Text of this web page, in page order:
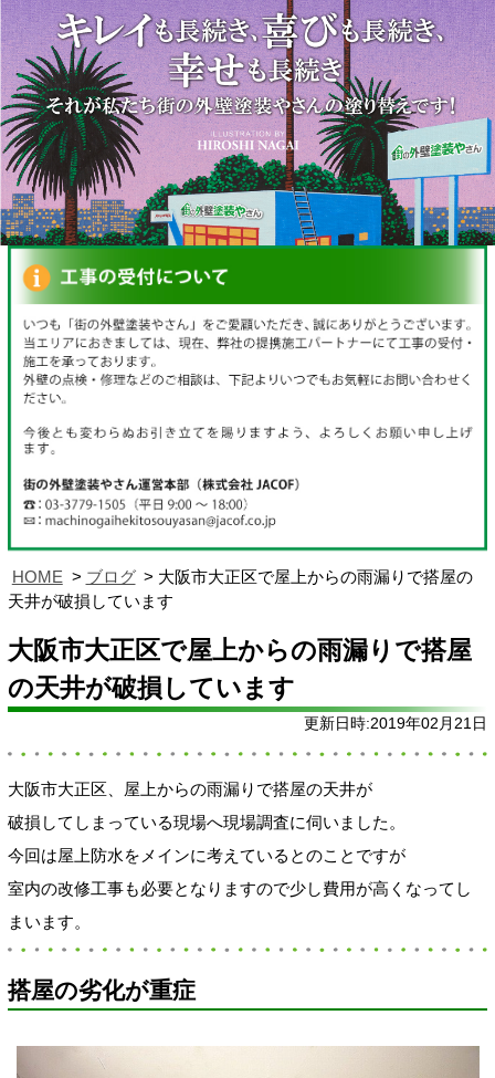
HOME ブログ
大阪市大正区で屋上からの雨漏りで搭屋の
天井が破損しています
大阪市大正区で屋上からの雨漏りで搭屋
の天井が破損しています
更新日時:2019年02月21日
大阪市大正区、屋上からの雨漏りで搭屋の天井が
破損してしまっている現場へ現場調査に伺いました。
今回は屋上防水をメインに考えているとのことですが
室内の改修工事も必要となりますので少し費用が高くなってし
まいます。
搭屋の劣化が重症